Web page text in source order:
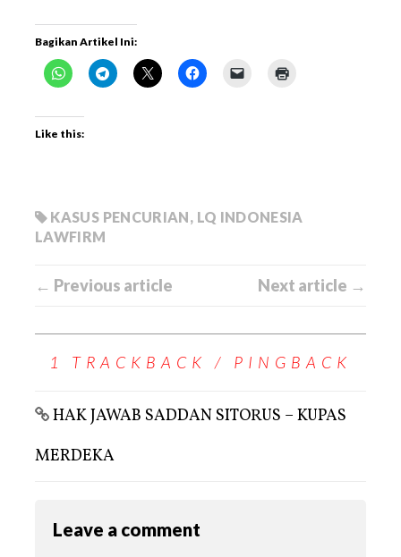
Bagikan Artikel Ini:
Like this:
KASUS PENCURIAN, LQ INDONESIA
LAWFIRM
← Previous article Next article →
1 TRACKBACK / PINGBACK
HAK JAWAB SADDAN SITORUS – KUPAS
MERDEKA
Leave a comment